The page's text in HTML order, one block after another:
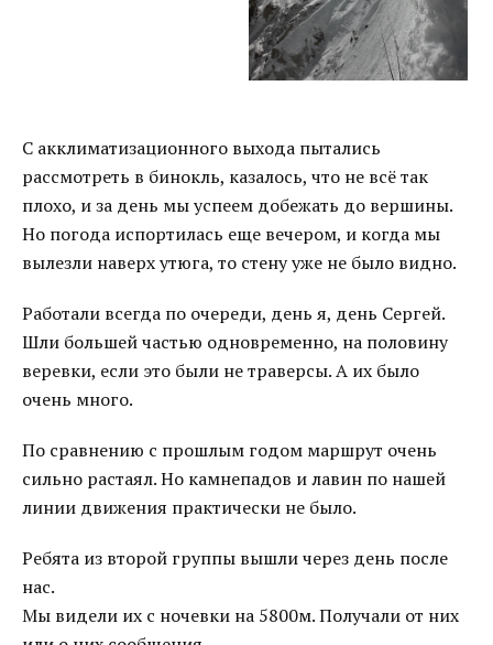
С акклиматизационного выхода пытались
рассмотреть в бинокль, казалось, что не всё так
плохо, и за день мы успеем добежать до вершины.
Но погода испортилась еще вечером, и когда мы
вылезли наверх утюга, то стену уже не было видно.
Работали всегда по очереди, день я, день Сергей.
Шли большей частью одновременно, на половину
веревки, если это были не траверсы. А их было
очень много.
По сравнению с прошлым годом маршрут очень
сильно растаял. Но камнепадов и лавин по нашей
линии движения практически не было.
Ребята из второй группы вышли через день после
нас.
Мы видели их с ночевки на 5800м. Получали от них